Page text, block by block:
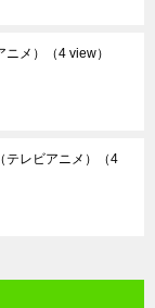
メ） （4 view）
レビアニメ）
（4